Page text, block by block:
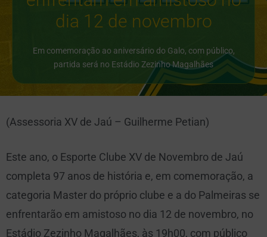
dia 12 de novembro
Em comemoração ao aniversário do Galo, com público,
partida será no Estádio Zezinho Magalhães
(Assessoria XV de Jaú – Guilherme Petian)
Este ano, o Esporte Clube XV de Novembro de Jaú
completa 97 anos de história e, em comemoração, a
categoria Master do próprio clube e a do Palmeiras se
enfrentarão em amistoso no dia 12 de novembro, no
Estádio Zezinho Magalhães, às 19h00, com público